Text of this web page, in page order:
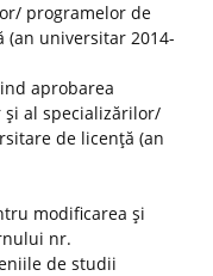
programelor de
universitar 2014-
aprobarea
al specializărilor/
de licenţă (an
modificarea şi
nr.
de studii